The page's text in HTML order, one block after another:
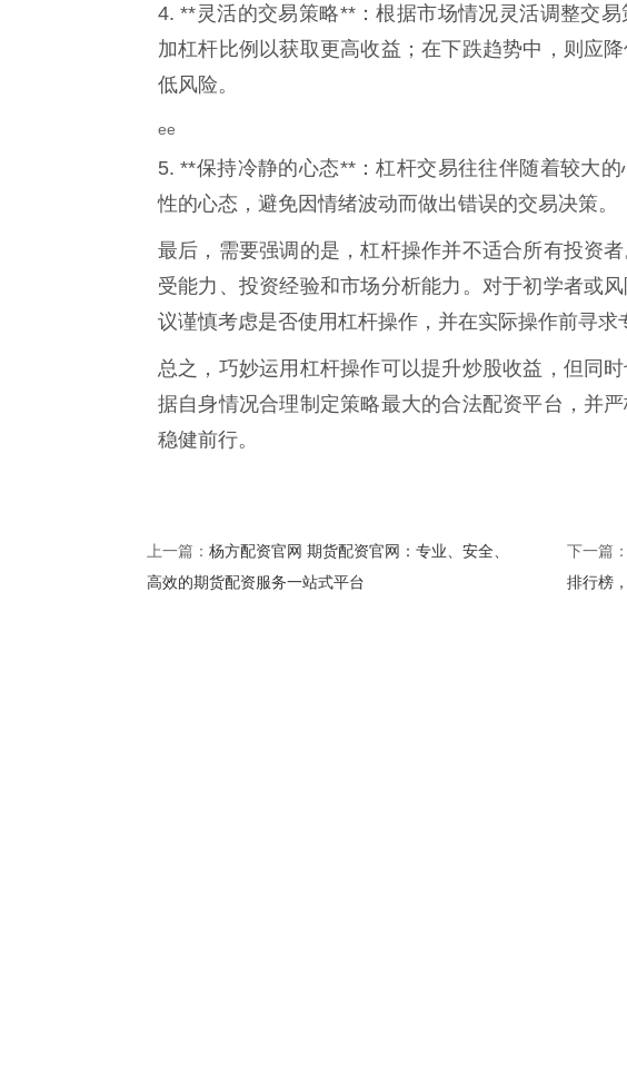
4. **灵活的交易策略**：根据市场情况灵活调整交
加杠杆比例以获取更高收益；在下跌趋势中，则应
低风险。
ee
5. **保持冷静的心态**：杠杆交易往往伴随着较大
性的心态，避免因情绪波动而做出错误的交易决策。
最后，需要强调的是，杠杆操作并不适合所有投资
受能力、投资经验和市场分析能力。对于初学者或
议谨慎考虑是否使用杠杆操作，并在实际操作前寻求
总之，巧妙运用杠杆操作可以提升炒股收益，但同
据自身情况合理制定策略最大的合法配资平台，并
稳健前行。
上一篇： 杨方配资官网 期货配资官网：专业、安全、
高效的期货配资服务一站式平台
下一篇：
排行榜